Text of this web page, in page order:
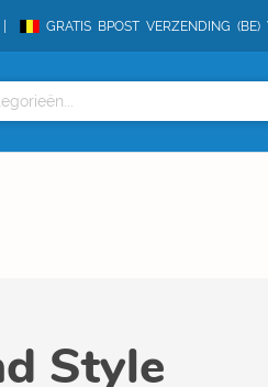
GRATIS BPOST VERZENDING
Style